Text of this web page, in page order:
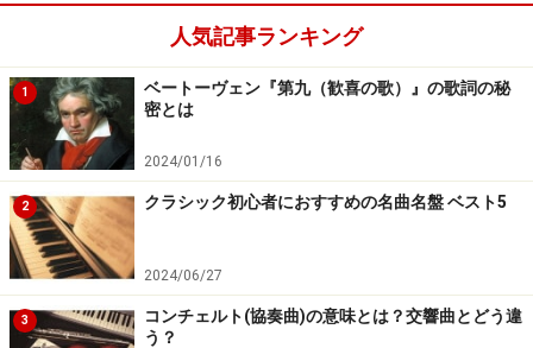
人気記事ランキング
1
ベートーヴェン『第九（歓喜の歌）』の歌詞の秘
密とは
2024/01/16
2 クラシック初心者におすすめの名曲名盤 ベスト5
2024/06/27
3
コンチェルト(協奏曲)の意味とは？交響曲とどう違
う？